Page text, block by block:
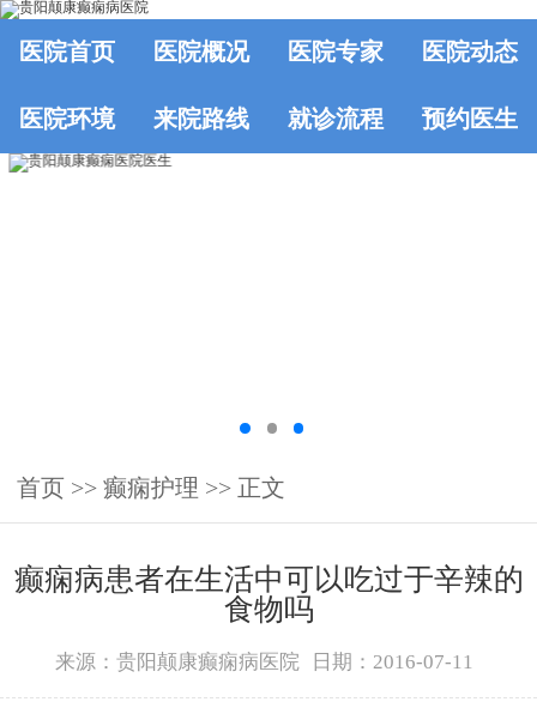
医院首页 医院概况 医院专家 医院动态
医院环境 来院路线 就诊流程 预约医生
首页 >> 癫痫护理 >> 正文
癫痫病患者在生活中可以吃过于辛辣的
食物吗
来源：贵阳颠康癫痫病医院 日期：2016-07-11